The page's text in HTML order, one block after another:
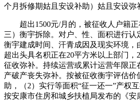
个月拆修期姑且安设补助）姑且安设弥
超出1500元/月的，被征收人户籍正
三）衡宇拆除。对户、性、面积进行
衡宇建成时间、汗青成因及现实环境，
超出头具名积正在20平方米以上部门，
征收弥补。持续运营或累计运营年限正
产破产丧失弥补。按被征收衡宇评估价
助，（2）实行等面积“征一还一”产权
按安康市住房和城乡扶植局发布的《安